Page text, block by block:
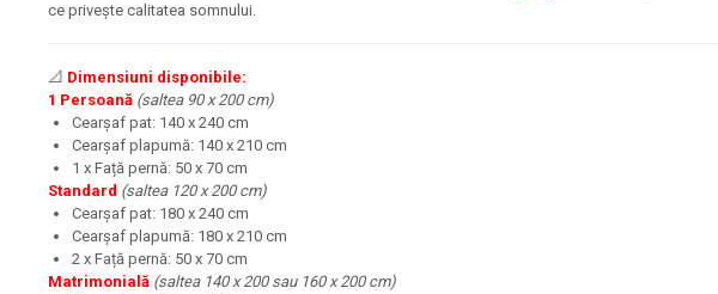
ce privește calitatea somnului.
📐 Dimensiuni disponibile:
1 Persoană (saltea 90 x 200 cm)
Cearșaf pat: 140 x 240 cm
Cearșaf plapumă: 140 x 210 cm
1 x Față pernă: 50 x 70 cm
Standard (saltea 120 x 200 cm)
Cearșaf pat: 180 x 240 cm
Cearșaf plapumă: 180 x 210 cm
2 x Față pernă: 50 x 70 cm
Matrimonială (saltea 140 x 200 sau 160 x 200 cm)